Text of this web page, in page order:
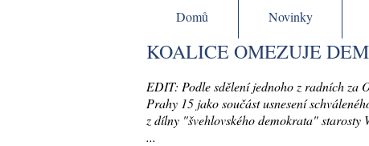
Domů Novinky
KOALICE OMEZUJE
EDIT: Podle sdělení jednoho z radních za
Prahy 15 jako součást usnesení
z dílny "švehlovského demokrata"
...